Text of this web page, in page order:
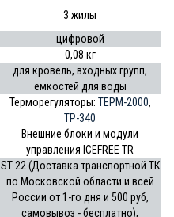
3 жилы
цифровой
0,08 кг
для кровель, входных групп,
емкостей для воды
Терморегуляторы: ТЕРМ-2000,
ТР-340
Внешние блоки и модули
управления ICEFREE TR
ST 22 (Доставка транспортной ТК
по Московской области и всей
России от 1-го дня и 500 руб,
самовывоз - бесплатно);